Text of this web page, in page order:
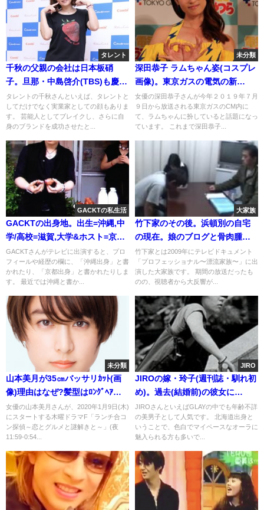
タレント
千秋の父親の会社は日本板硝
子。旦那・中島啓介(TBS)も慶
應！若い頃と娘が似てる?
タレントの千秋さんといえば、タレントと
してだけでなく実業家としての顔もありま
す。 芸能人としてブレイクし、さらに自
身のブランドを成功させたと...
未分類
深田恭子 ラムちゃん姿(コスプレ
画像)。東京ガスの電気の新
CM(動画)
女優の深田恭子さんが今年２０１９年７月
９日から放送される東京ガスのCM内に
て、ラムちゃんに扮していると話題になっ
ています。 これまで深田恭子...
GACKTの私生活
GACKTの出身地。出生=沖縄,中
学/高校=滋賀,大学&ホスト=京
都。埼玉と韓国籍は嘘
GACKTさんがテレビに出演すると、プロ
フィールや経歴の欄に、「沖縄出身」と書
かれたり、「京都出身」と書かれたりしま
す。 最近では沖縄と書か...
大家族
竹下家のその後。浜頓別の自宅
の現在。娘のブログと骨肉腫の
噂
竹下家とは2009年にテレビドキュメント
「プロフェッショナル〜漂流家族〜」に出
演した大家族です。 期間の放送だったも
のの、視聴者から大反響が...
未分類
山本美月が35㎝バッサリｶｯﾄ(画
像)理由はなぜ?髪型はﾛﾝｸﾞﾍｱが
美人
女優の山本美月さんが、2020年1月9日(木)
にスタートする木曜ドラマF「ランチ合コ
ン探偵～恋とグルメと謎解きと～」(夜
11:59-0:54...
JIRO
JIROの嫁・玲子(週刊誌・馴れ初
め)。過去(結婚前)の彼女に
YUKI?(画像)
JIROさんといえばGLAYの中でも年齢不詳
の美男子として人気です。 北海道出身と
いうことで、色白でマイペースなオーラに
魅入られる方も多いで...